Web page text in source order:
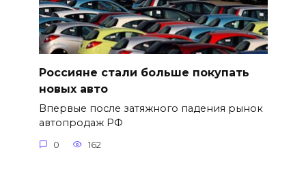
Россияне стали больше покупать
новых авто
Впервые после затяжного падения рынок
автопродаж РФ
0 162